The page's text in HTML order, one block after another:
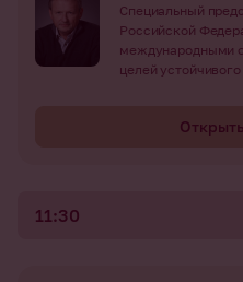
Специальный
Российской
международными
целей
11:30